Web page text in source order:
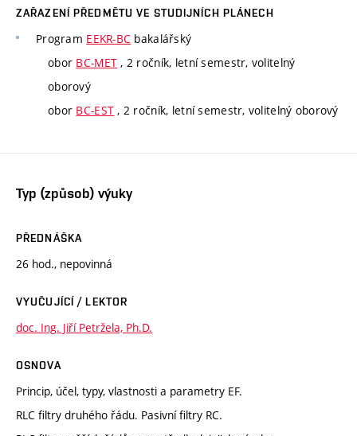
ZAŘAZENÍ PŘEDMĚTU VE STUDIJNÍCH PLÁNECH
Program EEKR-BC bakalářský
obor BC-MET , 2 ročník, letní semestr, volitelný
oborový
obor BC-EST , 2 ročník, letní semestr, volitelný oborový
Typ (způsob) výuky
PŘEDNÁŠKA
26 hod., nepovinná
VYUČUJÍCÍ / LEKTOR
doc. Ing. Jiří Petržela, Ph.D.
OSNOVA
Princip, účel, typy, vlastnosti a parametry EF.
RLC filtry druhého řádu. Pasivní filtry RC.